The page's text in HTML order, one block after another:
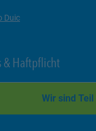
Duic
Tab
& HaftpflichtLink
Wir sind